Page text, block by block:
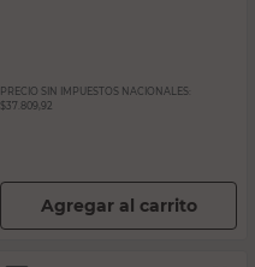
PRECIO SIN IMPUESTOS NACIONALES:
$37.809,92
Agregar al carrito